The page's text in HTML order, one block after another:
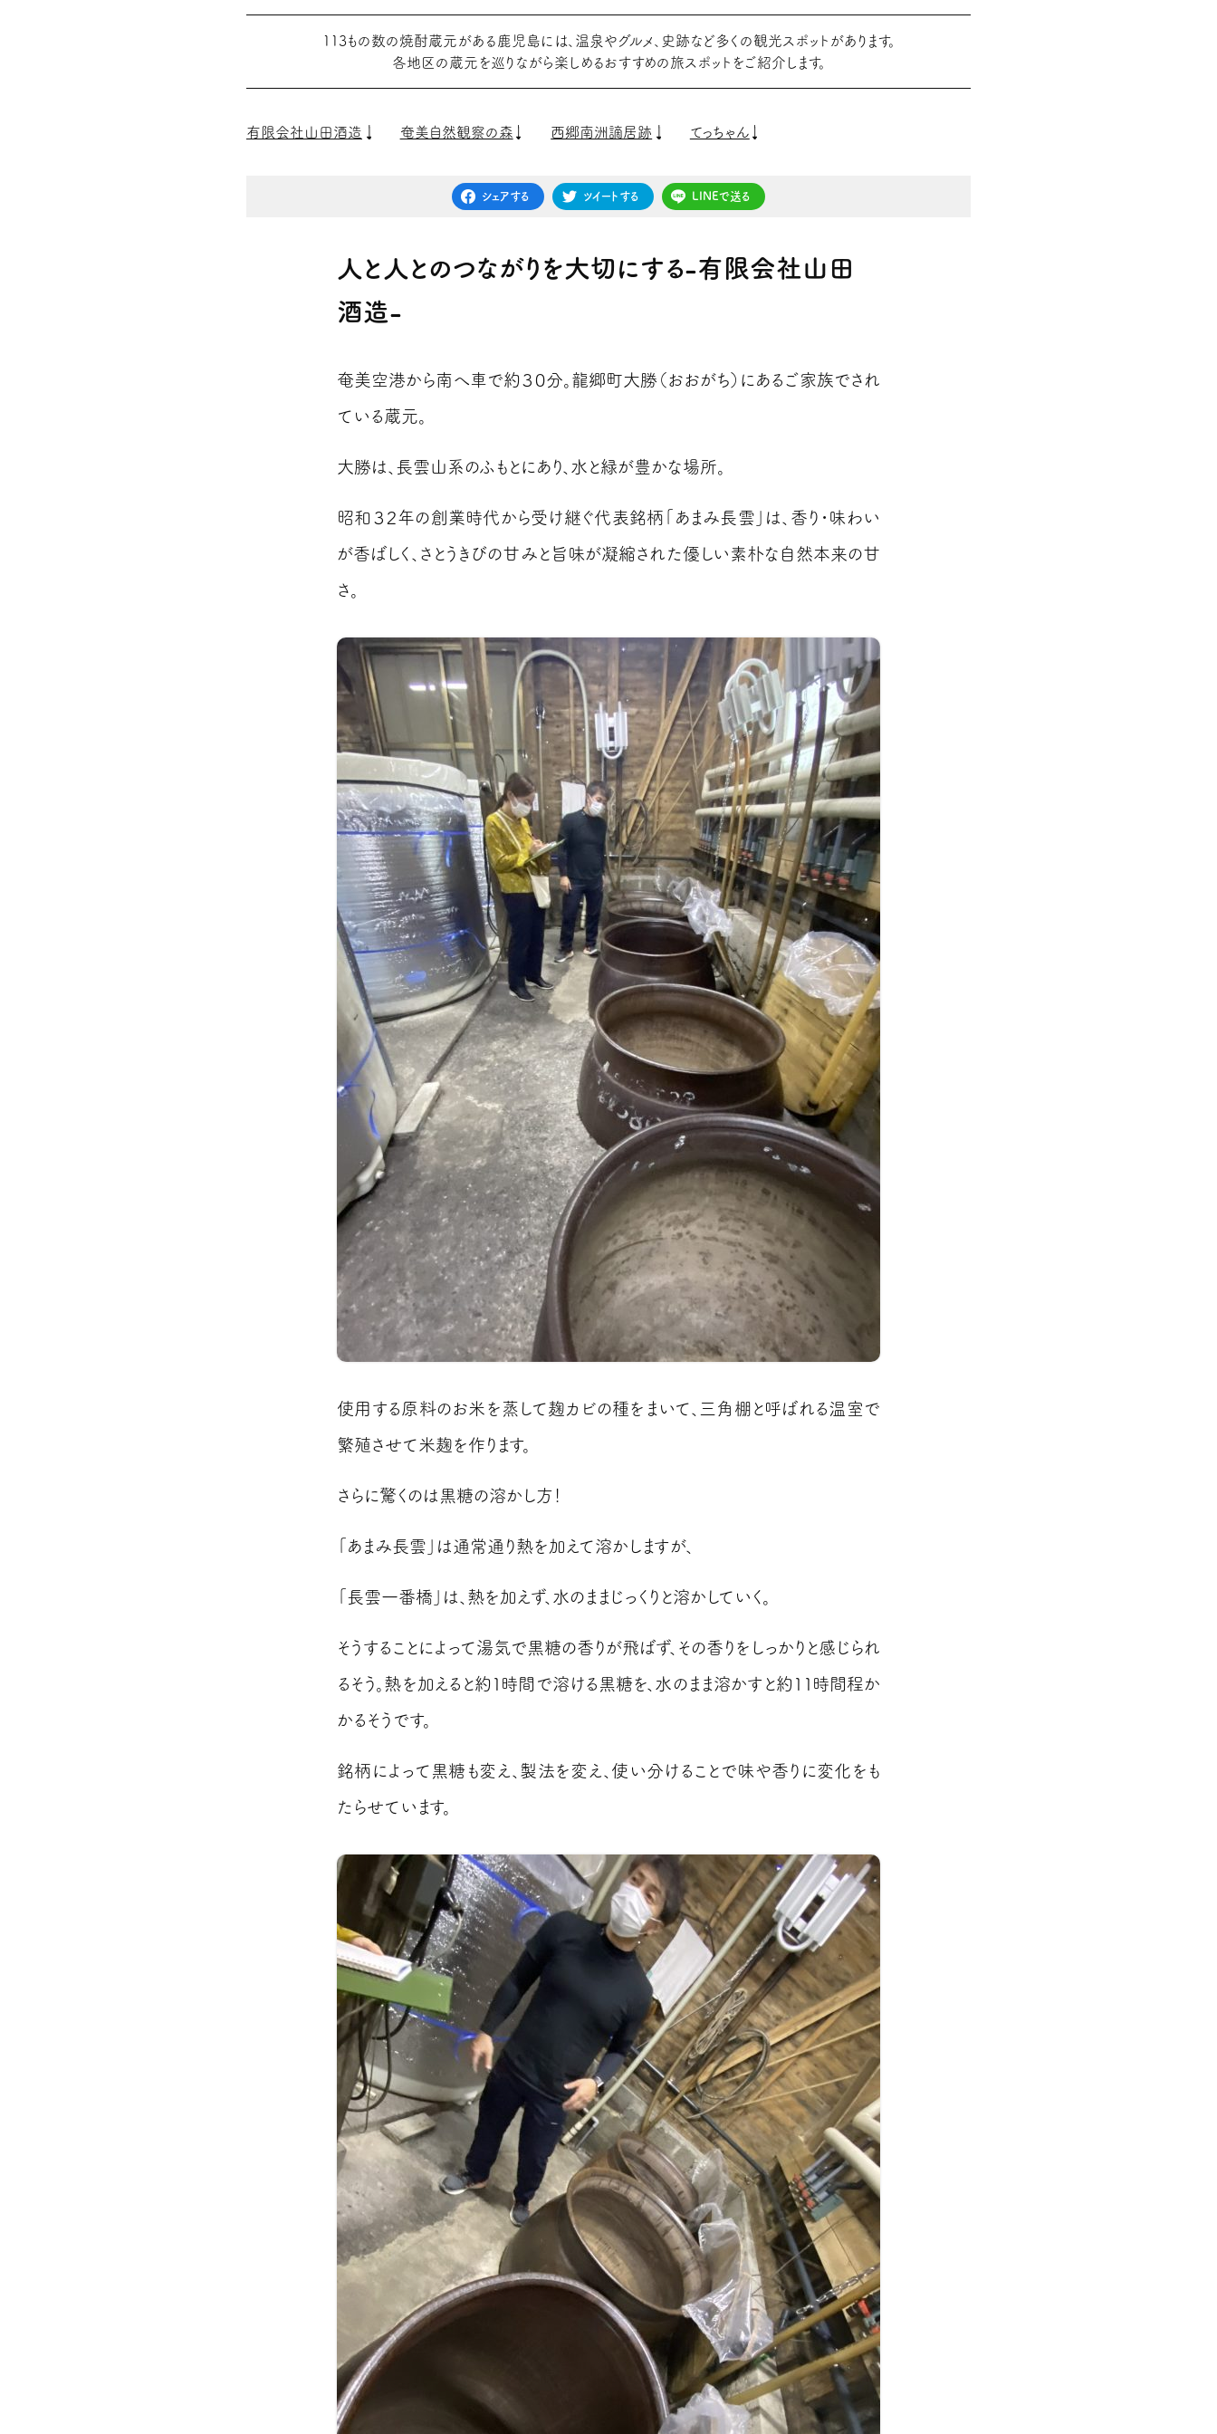
113もの数の焼酎蔵元がある鹿児島には、温泉やグルメ、史跡など多くの観光スポットがあります。
各地区の蔵元を巡りながら楽しめるおすすめの旅スポットをご紹介します。
有限会社山田酒造 奄美自然観察の森 西郷南洲謫居跡 てっちゃん
シェアする ツイートする LINEで送る
人と人とのつながりを大切にする-有限会社山田
酒造-
奄美空港から南へ車で約３０分。龍郷町大勝（おおがち）にあるご家族でされ
ている蔵元。
大勝は、長雲山系のふもとにあり、水と緑が豊かな場所。
昭和３２年の創業時代から受け継ぐ代表銘柄「あまみ長雲」は、香り・味わい
が香ばしく、さとうきびの甘みと旨味が凝縮された優しい素朴な自然本来の甘
さ。
使用する原料のお米を蒸して麹カビの種をまいて、三角棚と呼ばれる温室で
繁殖させて米麹を作ります。
さらに驚くのは黒糖の溶かし方！
「あまみ長雲」は通常通り熱を加えて溶かしますが、
「長雲一番橋」は、熱を加えず、水のままじっくりと溶かしていく。
そうすることによって湯気で黒糖の香りが飛ばず、その香りをしっかりと感じられ
るそう。熱を加えると約１時間で溶ける黒糖を、水のまま溶かすと約１１時間程か
かるそうです。
銘柄によって黒糖も変え、製法を変え、使い分けることで味や香りに変化をも
たらせています。